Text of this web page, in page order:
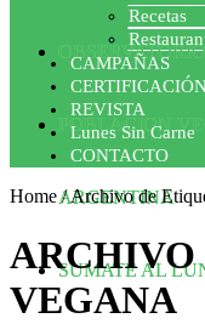
POBLACION
ARGENTINA
SUMATE AL
Recetas
CAMPAÑAS
REVISTA
Lunes Sin Carne
CONTACTO
Home/Archivo de
ARCHIVO
VEGANA